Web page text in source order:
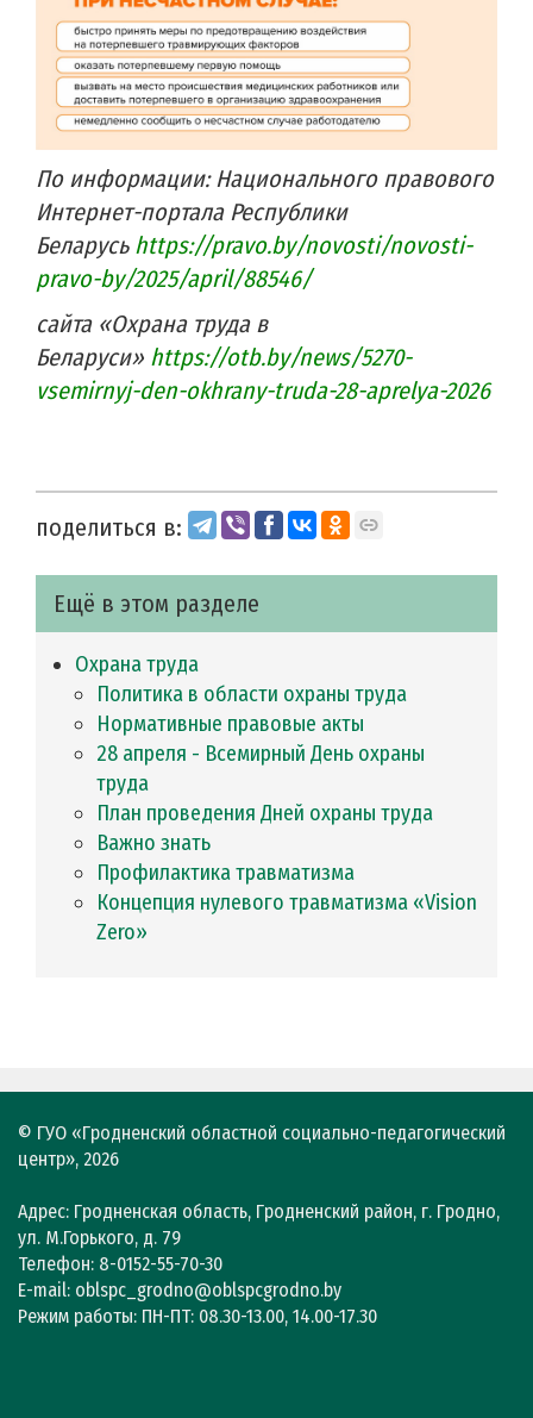
По информации: Национального правового
Интернет-портала Республики
Беларусь https://pravo.by/novosti/novosti-
pravo-by/2025/april/88546/
сайта «Охрана труда в
Беларуси» https://otb.by/news/5270-
vsemirnyj-den-okhrany-truda-28-aprelya-2026
поделиться в:
Ещё в этом разделе
Охрана труда
Политика в области охраны труда
Нормативные правовые акты
28 апреля - Всемирный День охраны
труда
План проведения Дней охраны труда
Важно знать
Профилактика травматизма
Концепция нулевого травматизма «Vision
Zero»
© ГУО «Гродненский областной социально-педагогический
центр», 2026
Адрес: Гродненская область, Гродненский район, г. Гродно,
ул. М.Горького, д. 79
Телефон: 8-0152-55-70-30
E-mail: oblspc_grodno@oblspcgrodno.by
Режим работы: ПН-ПТ: 08.30-13.00, 14.00-17.30